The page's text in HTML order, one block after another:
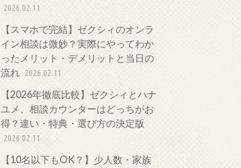
2026.02.11
【スマホで完結】ゼクシィのオンラ
イン相談は微妙？実際にやってわか
ったメリット・デメリットと当日の
流れ 2026.02.11
【2026年徹底比較】ゼクシィとハナ
ユメ、相談カウンターはどっちがお
得？違い・特典・選び方の決定版
2026.02.11
【10名以下もOK？】少人数・家族